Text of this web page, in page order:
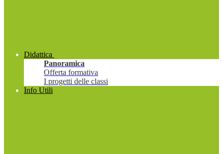
Didattica
Panoramica
Offerta formativa
I progetti delle classi
Info Utili